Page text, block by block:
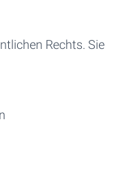
Rechts. Sie